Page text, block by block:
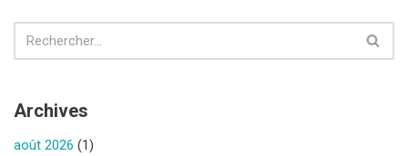
Archives
août 2026 (1)